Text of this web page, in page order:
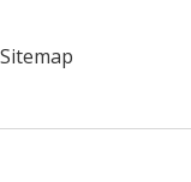
Sitemap